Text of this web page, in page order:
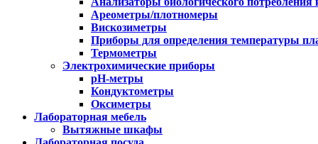
Ареометры/плотномеры
Вискозиметры
Приборы для определения температуры
Термометры
Электрохимические приборы
pH-метры
Кондуктометры
Оксиметры
Лабораторная мебель
Вытяжные шкафы